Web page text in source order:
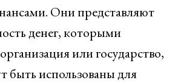
Они представляют
денег, которыми
или государство,
быть использованы для